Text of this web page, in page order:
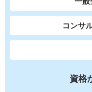
コンサ
資格